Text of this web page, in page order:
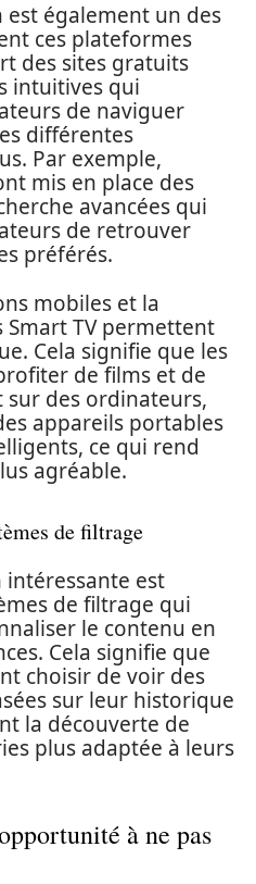
est également un des
ces plateformes
des sites gratuits
intuitives qui
de naviguer
différentes
Par exemple,
mis en place des
avancées qui
de retrouver
préférés.
mobiles et la
TV permettent
Cela signifie que les
de films et de
sur des ordinateurs,
appareils portables
ce qui rend
agréable.
de filtrage
est
de filtrage qui
le contenu en
Cela signifie que
choisir de voir des
sur leur historique
la découverte de
plus adaptée à leurs
à ne pas